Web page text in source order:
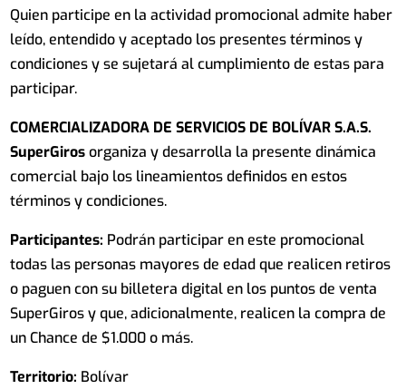
Quien participe en la actividad promocional admite haber
leído, entendido y aceptado los presentes términos y
condiciones y se sujetará al cumplimiento de estas para
participar.
COMERCIALIZADORA DE SERVICIOS DE BOLÍVAR S.A.S.
SuperGirosorganiza y desarrolla la presente dinámica
comercial bajo los lineamientos definidos en estos
términos y condiciones.
Participantes: Podrán participar en este promocional
todas las personas mayores de edad que realicen retiros
o paguen con su billetera digital en los puntos de venta
SuperGiros y que, adicionalmente, realicen la compra de
un Chance de $1.000 o más.
Territorio: Bolívar